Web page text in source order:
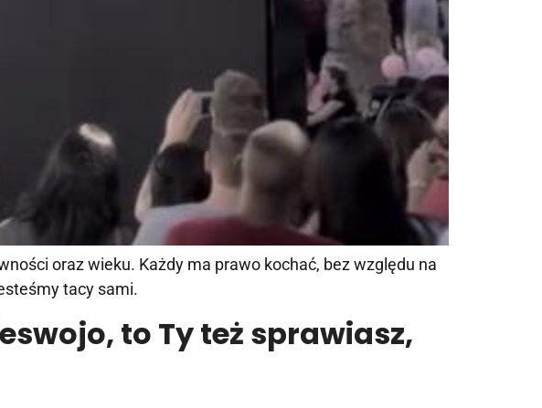
oraz wieku. Każdy ma prawo kochać, bez względu na
tacy sami.
to Ty też sprawiasz,